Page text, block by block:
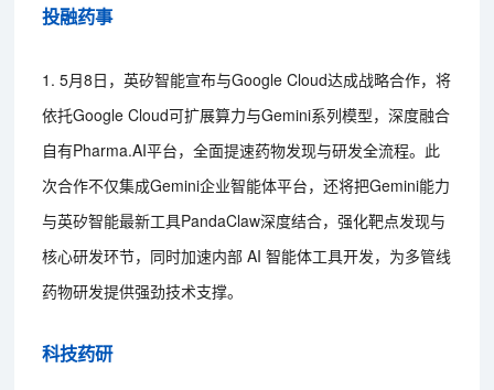
投融药事
1. 5月8日，英矽智能宣布与Google Cloud达成战略合作，将
依托Google Cloud可扩展算力与Gemini系列模型，深度融合
自有Pharma.AI平台，全面提速药物发现与研发全流程。此
次合作不仅集成Gemini企业智能体平台，还将把Gemini能力
与英矽智能最新工具PandaClaw深度结合，强化靶点发现与
核心研发环节，同时加速内部 AI 智能体工具开发，为多管线
药物研发提供强劲技术支撑。
科技药研